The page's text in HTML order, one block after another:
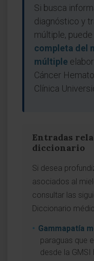
Si busca
diagnóstico y
múltiple,
completa del
múltiple
Cáncer
Clínica
Entradas
diccionario
Si desea
asociados al
consultar las
Diccionario
Gammapatía
paraguas que
desde la